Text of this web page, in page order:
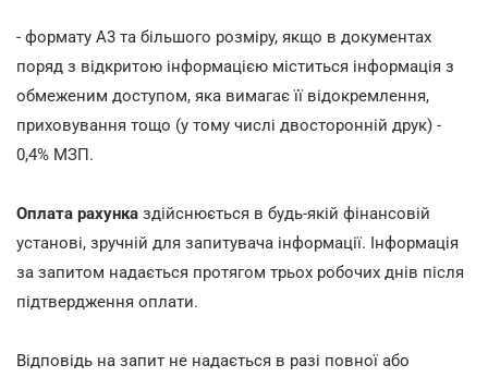
- формату А3 та більшого розміру, якщо в документах
поряд з відкритою інформацією міститься інформація з
обмеженим доступом, яка вимагає її відокремлення,
приховування тощо (у тому числі двосторонній друк) -
0,4% МЗП.
Оплата рахунка здійснюється в будь-якій фінансовій
установі, зручній для запитувача інформації. Інформація
за запитом надається протягом трьох робочих днів після
підтвердження оплати.
Відповідь на запит не надається в разі повної або